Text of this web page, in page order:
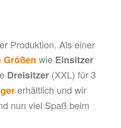
Produktion. Als einer
Größen wie Einsitzer
Dreisitzer (XXL) für 3
erhältlich und wir
nun viel Spaß beim